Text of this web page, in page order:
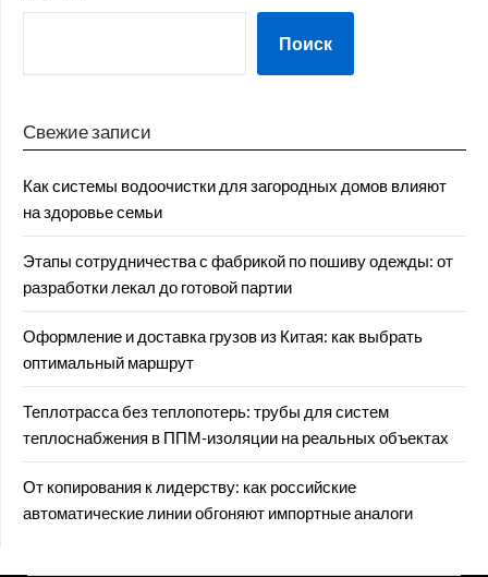
Поиск
Свежие записи
Как системы водоочистки для загородных домов влияют
на здоровье семьи
Этапы сотрудничества с фабрикой по пошиву одежды: от
разработки лекал до готовой партии
Оформление и доставка грузов из Китая: как выбрать
оптимальный маршрут
Теплотрасса без теплопотерь: трубы для систем
теплоснабжения в ППМ‑изоляции на реальных объектах
От копирования к лидерству: как российские
автоматические линии обгоняют импортные аналоги